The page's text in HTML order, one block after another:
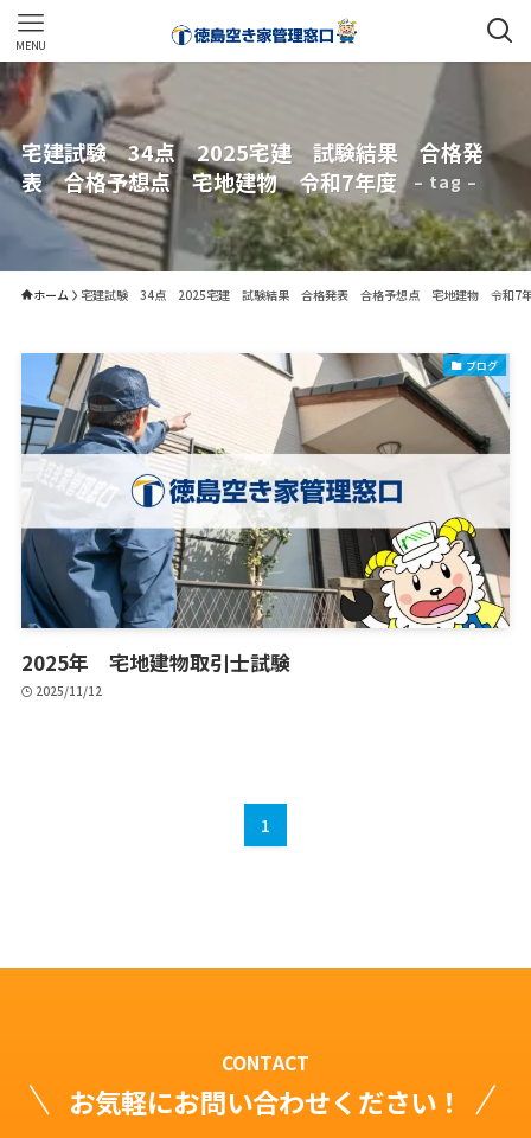
MENU
宅建試験 34点 2025宅建 試験結果 合格発
表 合格予想点 宅地建物 令和7年度
– tag –
ホーム 宅建試験 34点 2025宅建 試験結果 合格発表 合格予想点 宅地建物 令和7
ブログ
2025年 宅地建物取引士試験
2025/11/12
1
CONTACT
お気軽にお問い合わせください！